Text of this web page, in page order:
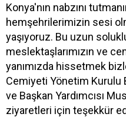
Konya'nın nabzını
hemşehrilerimizin sesi
yaşıyoruz. Bu uzun
meslektaşlarımızın ve
yanımızda hissetmek
Cemiyeti Yönetim Kurulu
ve Başkan Yardımcısı
ziyaretleri için teşekkür